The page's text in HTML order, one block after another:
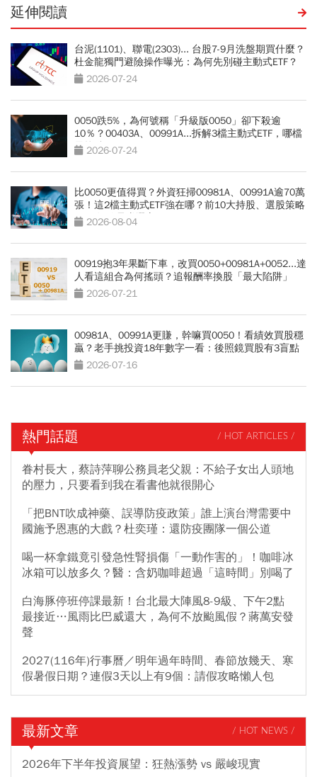
延伸閱讀
台泥(1101)、聯電(2303)... 台股7-9月洗盤期買什麼？
杜金龍獨門避險操作曝光：為何先別碰主動式ETF？
2026-07-24
0050跌5%，為何號稱「升級版0050」卻下殺逾
10％？00403A、00991A...拆解3檔主動式ETF，哪檔
最抗跌？
2026-07-24
比0050更值得買？外資狂掃00981A、00991A逾70萬
張！這2檔主動式ETF強在哪？前10大持股、選股策略
PK：短線暴賺選它
2026-08-04
00919抱3年果斷下車，改買0050+00981A+0052...達
人看這組合為何搖頭？追報酬率換股「最大陷阱」
2026-07-21
00981A、00991A更賺，幹嘛買0050！看績效買股穩
贏？老手挑投資18年數字一看：後照鏡買股有3盲點
2026-07-16
熱門話題 / HOT ARTICLES /
眷村長大，蔡詩萍聊公務員老父親：不給子女出人頭地
的壓力，只要看到我在看書他就很開心
「把BNT吹成神藥、誤導防疫政策」誰上演台灣需要中
國施予恩惠的大戲？杜奕瑾：還防疫團隊一個公道
喝一杯拿鐵竟引發急性腎損傷「一動作害的」！咖啡冰
冰箱可以放多久？醫：含奶咖啡超過「這時間」別喝了
白海豚停班停課最新！台北最大陣風8-9級、下午2點
最接近…風雨比巴威還大，為何不放颱風假？蔣萬安發
聲
2027(116年)行事曆／明年過年時間、春節放幾天、寒
假暑假日期？連假3天以上有9個：請假攻略懶人包
最新文章 / HOT NEWS /
2026年下半年投資展望：狂熱漲勢 vs 嚴峻現實